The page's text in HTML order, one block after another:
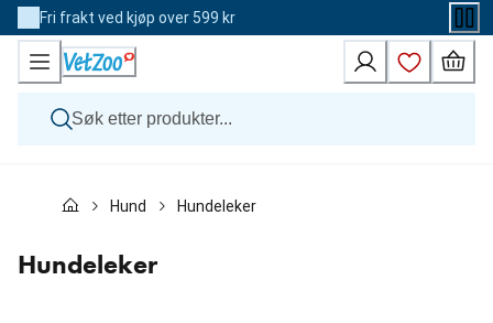
Skip
to
Content
Fri frakt ved kjøp over 599 kr
Katt
Andre dyr
Merker
Hund Hundeleker
Hundeleker